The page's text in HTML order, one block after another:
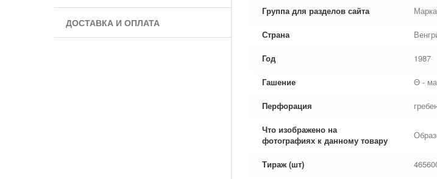
ДОСТАВКА И ОПЛАТА
Группа для разделов сайта Марка
Страна
Год 1987
Гашение Θ -
Перфорация
Что изображено на
фотографиях к данному товару
Тираж (шт)